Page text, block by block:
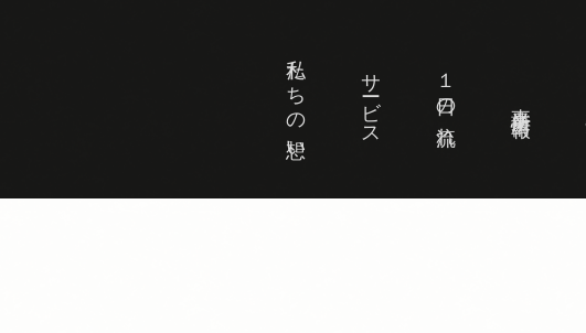
私たちの想い サービス １日の流れ